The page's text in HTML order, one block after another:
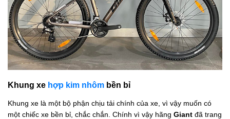
Khung xe hợp kim nhôm bền bỉ
Khung xe là một bộ phận chịu tải chính của xe, vì vậy muốn có
một chiếc xe bền bỉ, chắc chắn. Chính vì vậy hãng Giant đã trang